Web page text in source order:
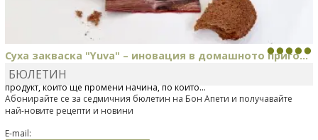
Суха закваска "Yuva" – иновация в домашното приго...
Отскоро Лесафр България стартира предлагането на изцяло нов
продукт, който ще промени начина, по който...
БЮЛЕТИН
Абонирайте се за седмичния бюлетин на Бон Апети и получавайте
най-новите рецепти и новини
E-mail: